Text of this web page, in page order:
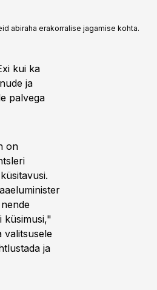
abiraha erakorralise jagamise kohta.
kui ka
ja
palvega
on
küsimusi,"
valitsusele
ja